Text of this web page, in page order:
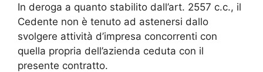
In deroga a quanto stabilito dall’art. 2557 c.c., il
Cedente non è tenuto ad astenersi dallo
svolgere attività d’impresa concorrenti con
quella propria dell’azienda ceduta con il
presente contratto.